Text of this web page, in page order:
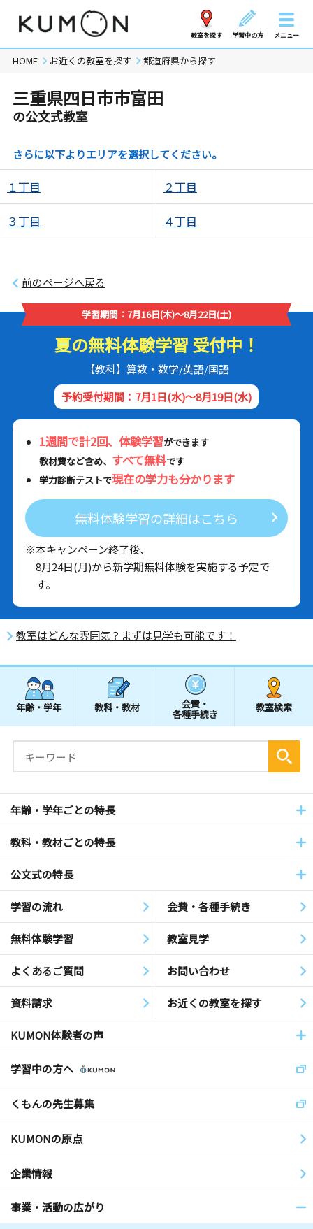
教室を探す 学習中の方 メニュー
HOME お近くの教室を探す 都道府県から探す
三重県四日市市富田
の公文式教室
さらに以下よりエリアを選択してください。
１丁目 ２丁目
３丁目 ４丁目
前のページへ戻る
学習期間：7月16日(木)～8月22日(土)
夏の無料体験学習 受付中！
【教科】算数・数学/英語/国語
予約受付期間：7月1日(水)～8月19日(水)
1週間で計2回、体験学習ができます
教材費など含め、 すべて無料です
学力診断テストで現在の学力も分かります
無料体験学習の詳細はこちら
※本キャンペーン終了後、
8月24日(月)から新学期無料体験を実施する予定で
す。
教室はどんな雰囲気？まずは見学も可能です！
年齢・学年 教科・教材 会費・
各種手続き
教室検索
年齢・学年ごとの特長
教科・教材ごとの特長
公文式の特長
学習の流れ 会費・各種手続き
無料体験学習 教室見学
よくあるご質問 お問い合わせ
資料請求 お近くの教室を探す
KUMON体験者の声
学習中の方へ
くもんの先生募集
KUMONの原点
企業情報
事業・活動の広がり